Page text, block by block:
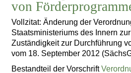
von
Vollzitat: Änderung der
Staatsministeriums des Innern
Zuständigkeit zur Durchführung
vom 18. September 2012
Bestandteil der Vorschrift